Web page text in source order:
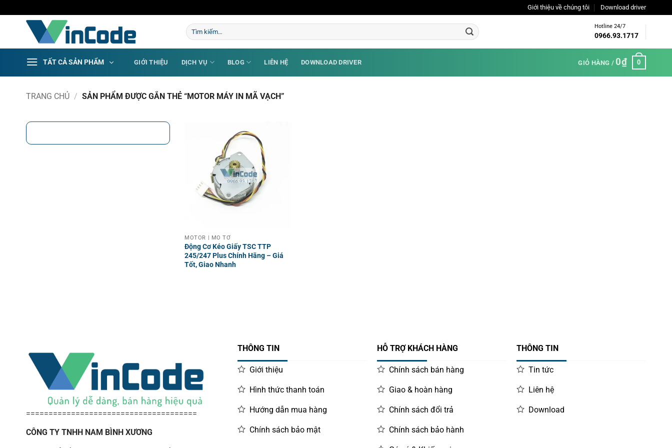
qua
Giới thiệu về chúng tôi Download driver
Tìm
kiếm:
Hotline 24/7
0966.93.1717
TẤT CẢ SẢN PHẨM GIỚI THIỆU DỊCH VỤ BLOG LIÊN HỆ DOWNLOAD DRIVER GIỎ HÀNG / 0₫ 0
TRANG CHỦ / SẢN PHẨM ĐƯỢC GẮN THẺ “MOTOR MÁY IN MÃ VẠCH”
MOTOR | MÔ TƠ
Động Cơ Kéo Giấy TSC TTP
245/247 Plus Chính Hãng – Giá
Tốt, Giao Nhanh
======================================
CÔNG TY TNHH NAM BÌNH XƯƠNG
THÔNG TIN
Giới thiệu
Hình thức thanh toán
Hướng dẫn mua hàng
Chính sách bảo mật
HỖ TRỢ KHÁCH HÀNG
Chính sách bán hàng
Giao & hoàn hàng
Chính sách đổi trả
Chính sách bảo hành
THÔNG TIN
Tin tức
Liên hệ
Download